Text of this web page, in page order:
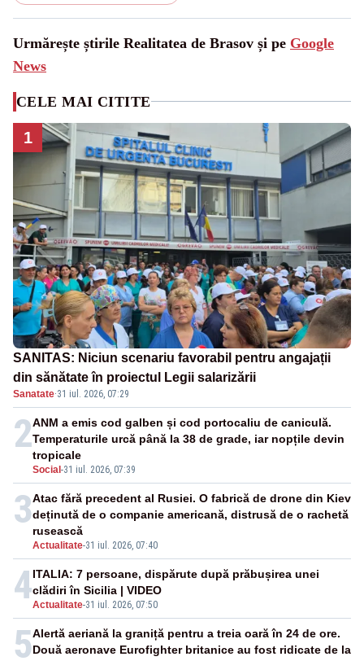
Urmărește știrile Realitatea de Brasov și pe Google
News
CELE MAI CITITE
1
SANITAS: Niciun scenariu favorabil pentru angajații
din sănătate în proiectul Legii salarizării
Sanatate·31 iul. 2026, 07:29
2
Social -31 iul. 2026, 07:39
ANM a emis cod galben și cod portocaliu de caniculă.
Temperaturile urcă până la 38 de grade, iar nopțile devin
tropicale
3
Actualitate-31 iul. 2026, 07:40
Atac fără precedent al Rusiei. O fabrică de drone din Kiev
deținută de o companie americană, distrusă de o rachetă
rusească
4Actualitate-31 iul. 2026, 07:50
ITALIA: 7 persoane, dispărute după prăbușirea unei
clădiri în Sicilia | VIDEO
5Alertă aeriană la graniță pentru a treia oară în 24 de ore.
Două aeronave Eurofighter britanice au fost ridicate de la